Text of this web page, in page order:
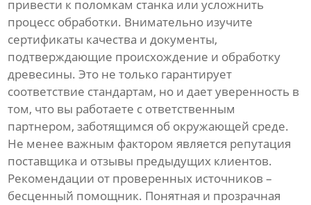
привести к поломкам станка или усложнить
процесс обработки. Внимательно изучите
сертификаты качества и документы,
подтверждающие происхождение и обработку
древесины. Это не только гарантирует
соответствие стандартам, но и дает уверенность в
том, что вы работаете с ответственным
партнером, заботящимся об окружающей среде.
Не менее важным фактором является репутация
поставщика и отзывы предыдущих клиентов.
Рекомендации от проверенных источников –
бесценный помощник. Понятная и прозрачная